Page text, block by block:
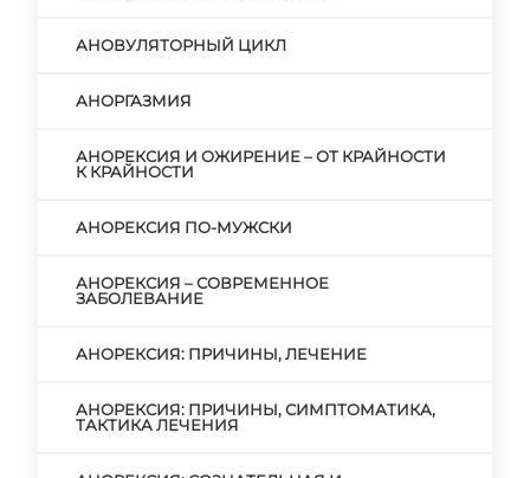
АНОВУЛЯТОРНЫЙ ЦИКЛ
АНОРГАЗМИЯ
АНОРЕКСИЯ И ОЖИРЕНИЕ – ОТ КРАЙНОСТИ
К КРАЙНОСТИ
АНОРЕКСИЯ ПО-МУЖСКИ
АНОРЕКСИЯ – СОВРЕМЕННОЕ
ЗАБОЛЕВАНИЕ
АНОРЕКСИЯ: ПРИЧИНЫ, ЛЕЧЕНИЕ
АНОРЕКСИЯ: ПРИЧИНЫ, СИМПТОМАТИКА,
ТАКТИКА ЛЕЧЕНИЯ